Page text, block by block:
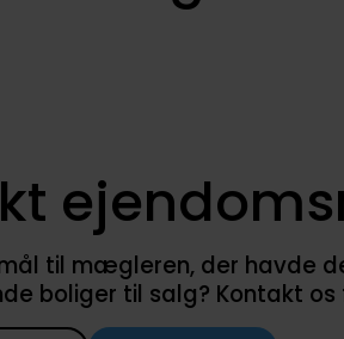
til mægleren, der havde
boliger til salg? Kontakt